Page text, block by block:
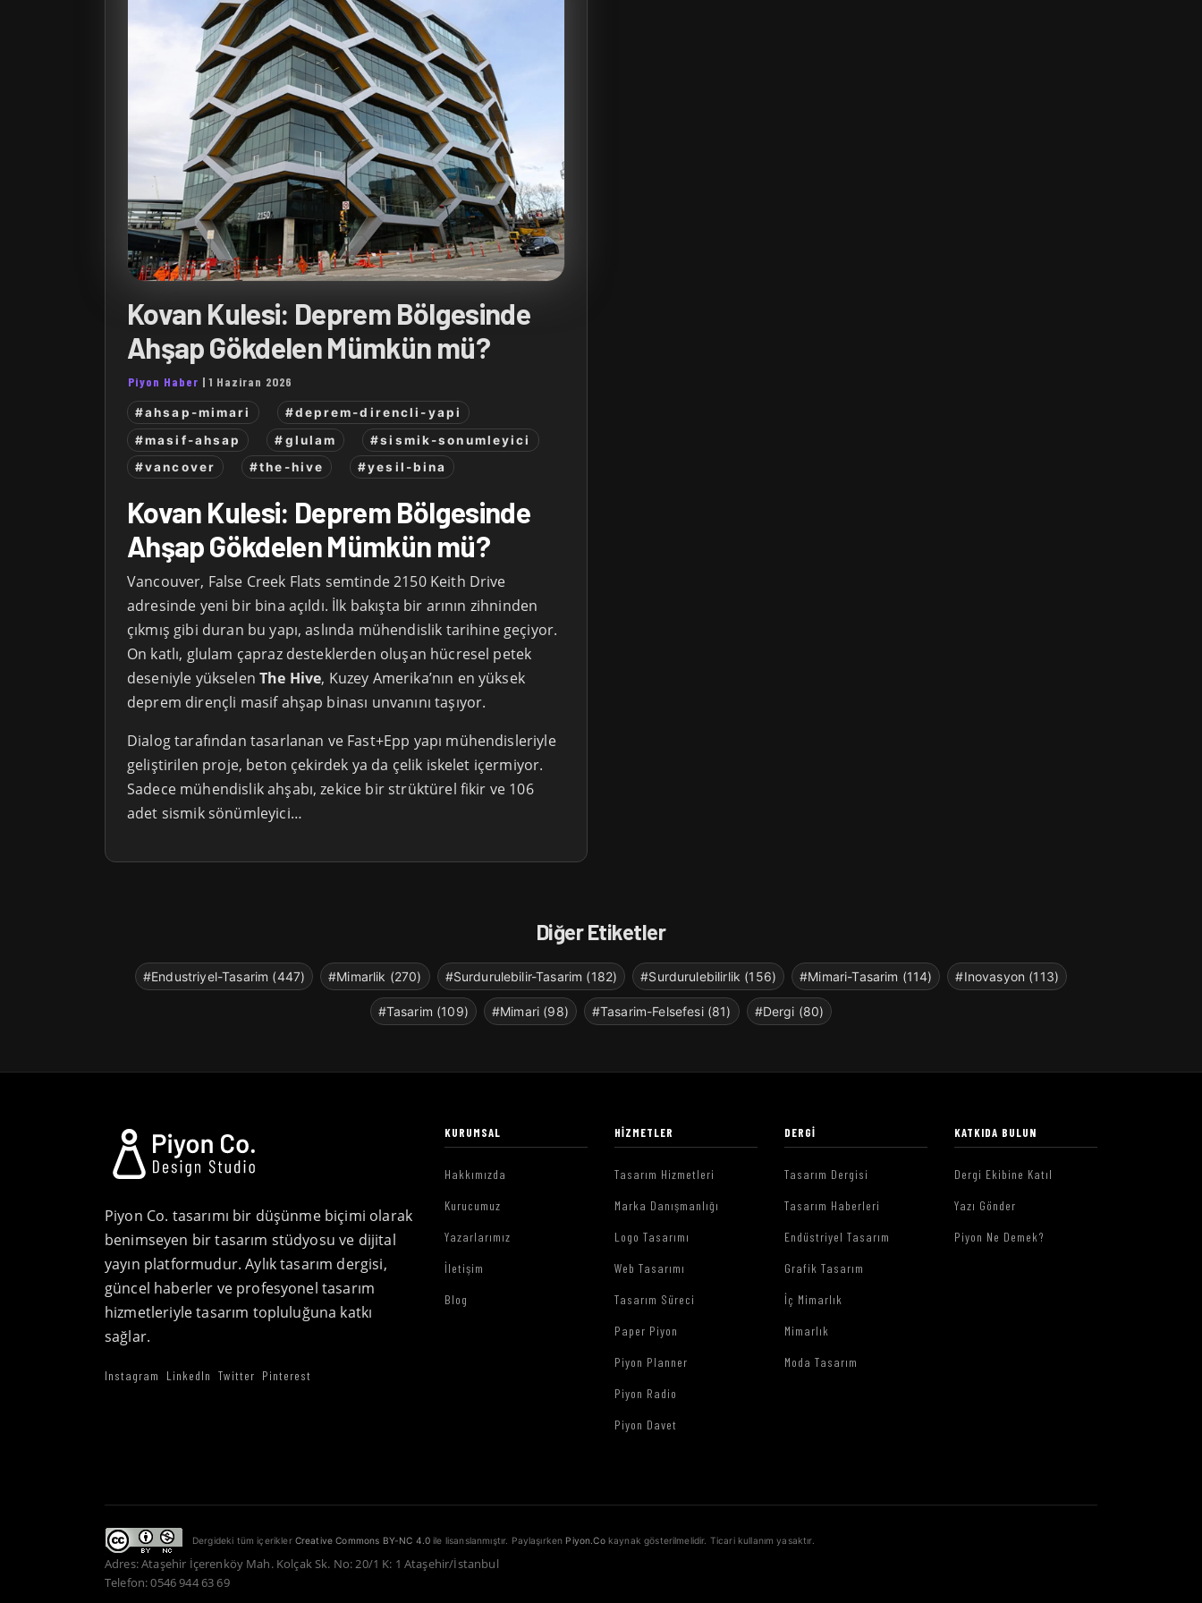
Kovan Kulesi: Deprem Bölgesinde
Ahşap Gökdelen Mümkün mü?
Piyon Haber |1 Haziran 2026
#ahsap-mimari
#deprem-direncli-yapi
#masif-ahsap
#glulam
#sismik-sonumleyici
#vancover
#the-hive #yesil-bina
Kovan Kulesi: Deprem Bölgesinde
Ahşap Gökdelen Mümkün mü?
Vancouver, False Creek Flats semtinde 2150 Keith Drive
adresinde yeni bir bina açıldı. İlk bakışta bir arının zihninden
çıkmış gibi duran bu yapı, aslında mühendislik tarihine geçiyor.
On katlı, glulam çapraz desteklerden oluşan hücresel petek
deseniyle yükselenThe Hive, Kuzey Amerika’nın en yüksek
deprem dirençli masif ahşap binası unvanını taşıyor.
Dialog tarafından tasarlanan ve Fast+Epp yapı mühendisleriyle
geliştirilen proje, beton çekirdek ya da çelik iskelet içermiyor.
Sadece mühendislik ahşabı, zekice bir strüktürel fikir ve 106
adet sismik sönümleyici…
Diğer Etiketler
#Endustriyel-Tasarim (447) #Mimarlik (270) #Surdurulebilir-Tasarim (182) #Surdurulebilirlik (156) #Mimari-Tasarim (114) #Inovasyon (113)
#Tasarim (109) #Mimari (98) #Tasarim-Felsefesi (81) #Dergi (80)
Piyon Co. tasarımı bir düşünme biçimi olarak
benimseyen bir tasarım stüdyosu ve dijital
yayın platformudur. Aylık tasarım dergisi,
güncel haberler ve profesyonel tasarım
hizmetleriyle tasarım topluluğuna katkı
sağlar.
Instagram LinkedIn Twitter Pinterest
KURUMSAL
Hakkımızda
Kurucumuz
Yazarlarımız
İletişim
Blog
HIZMETLER
Tasarım Hizmetleri
Marka Danışmanlığı
Logo Tasarımı
Web Tasarımı
Tasarım Süreci
Paper Piyon
Piyon Planner
Piyon Radio
Piyon Davet
DERGI
Tasarım Dergisi
Tasarım Haberleri
Endüstriyel Tasarım
Grafik Tasarım
İç Mimarlık
Mimarlık
Moda Tasarım
KATKIDA BULUN
Dergi Ekibine Katıl
Yazı Gönder
Piyon Ne Demek?
Dergideki tüm içerikler Creative Commons BY-NC 4.0 ile lisanslanmıştır. Paylaşırken Piyon.Cokaynak gösterilmelidir. Ticari kullanım yasaktır.
Adres: Ataşehir İçerenköy Mah. Kolçak Sk. No: 20/1 K: 1 Ataşehir/İstanbul
Telefon: 0546 944 63 69